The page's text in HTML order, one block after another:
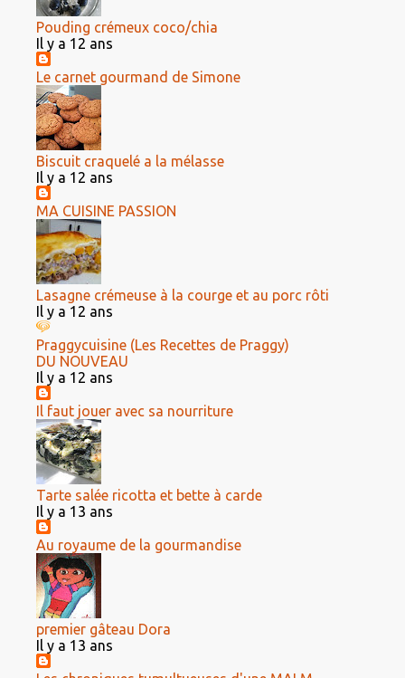
Pouding crémeux coco/chia
Il y a 12 ans
Le carnet gourmand de Simone
Biscuit craquelé a la mélasse
Il y a 12 ans
MA CUISINE PASSION
Lasagne crémeuse à la courge et au porc rôti
Il y a 12 ans
Praggycuisine (Les Recettes de Praggy)
DU NOUVEAU
Il y a 12 ans
Il faut jouer avec sa nourriture
Tarte salée ricotta et bette à carde
Il y a 13 ans
Au royaume de la gourmandise
premier gâteau Dora
Il y a 13 ans